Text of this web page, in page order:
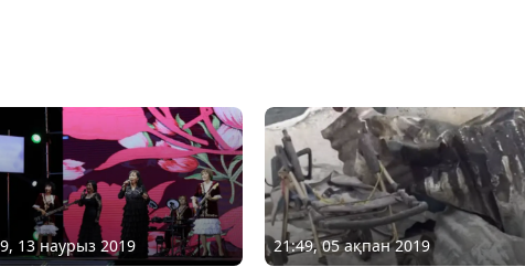
13 наурыз 2019 21:49, 05 ақпан 2019